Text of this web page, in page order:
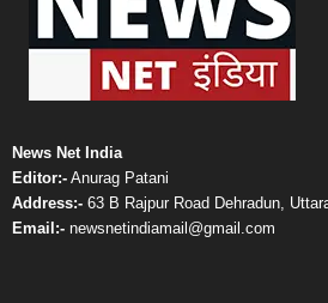
News Net India
Editor:- Anurag Patani
Address:- 63 B Rajpur Road Dehradun,
Email:- newsnetindiamail@gmail.com